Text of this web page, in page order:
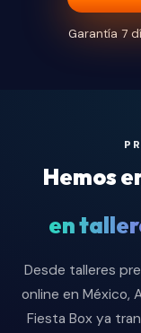
Garantía 7
Hemos
en
Desde talleres
online en México,
Fiesta Box ya